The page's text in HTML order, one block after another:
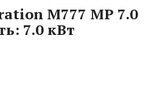
M777 MP 7.0
7.0 кВт